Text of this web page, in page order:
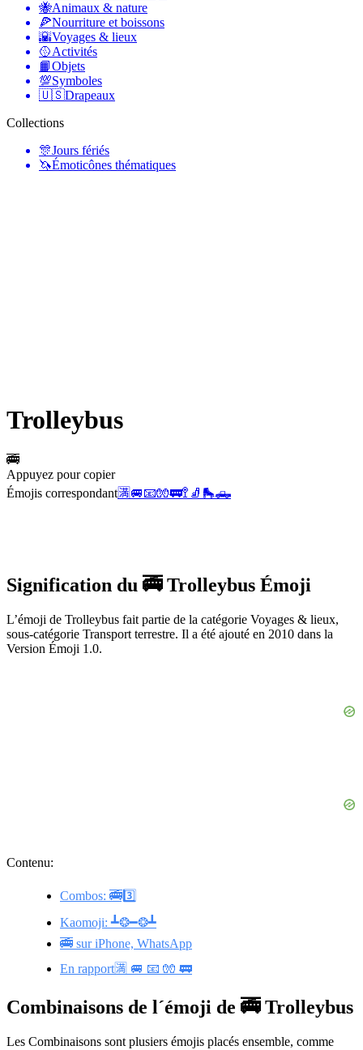
🐝Animaux & nature
🍕Nourriture et boissons
🌇Voyages & lieux
🥎Activités
📙Objets
💯Symboles
🇺🇸Drapeaux
Collections
🎊Jours fériés
🦄Émoticônes thématiques
Trolleybus
🚎
Appuyez pour copier
Émojis correspondant🈵🚐📧🧤🚃🚏 🧦 🛼🛻
Signification du 🚎 Trolleybus Émoji
L’émoji de Trolleybus fait partie de la catégorie Voyages & lieux,
sous-catégorie Transport terrestre. Il a été ajouté en 2010 dans la
Version Émoji 1.0.
Contenu:
Combos: 🚎3️⃣
Kaomoji: ┻❂━❂┻
🚎 sur iPhone, WhatsApp
En rapport🈵 🚐 📧 🧤 🚃
Combinaisons de l´émoji de 🚎 Trolleybus
Les Combinaisons sont plusiers émojis placés ensemble, comme